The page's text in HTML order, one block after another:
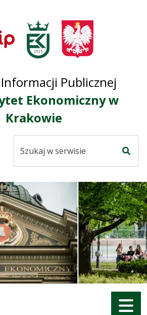
Przejdź do
menu
do treści
do mapy
serwisu
Publicznej
Ekonomiczny w
Krakowie
serwisie
Menu